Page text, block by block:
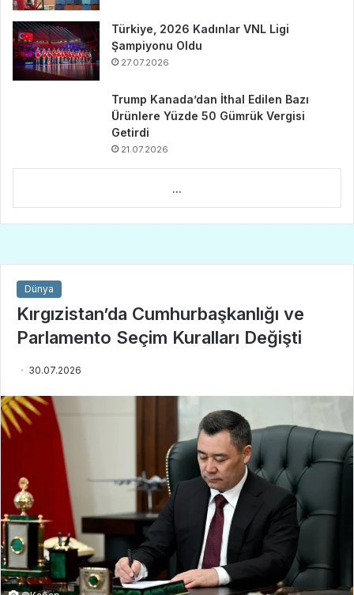
Türkiye, 2026 Kadınlar VNL Ligi
Şampiyonu Oldu
27.07.2026
Trump Kanada’dan İthal Edilen Bazı
Ürünlere Yüzde 50 Gümrük Vergisi
Getirdi
21.07.2026
...